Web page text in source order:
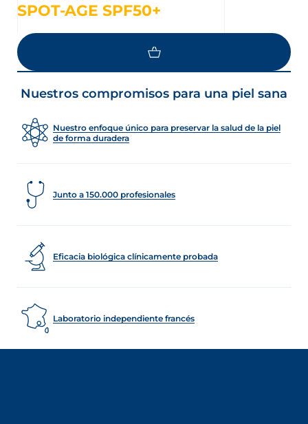
SPOT-AGE SPF50+
Nuestros compromisos para una piel sana
Nuestro enfoque único para preservar la salud de la piel
de forma duradera
Junto a 150.000 profesionales
Eficacia biológica clínicamente probada
Laboratorio independiente francés